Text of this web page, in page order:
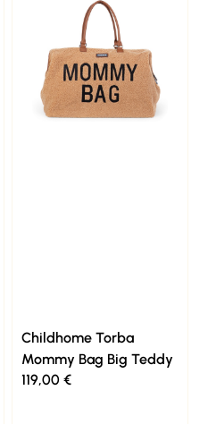
Childhome Torba
Mommy Bag Big Teddy
119,00 €